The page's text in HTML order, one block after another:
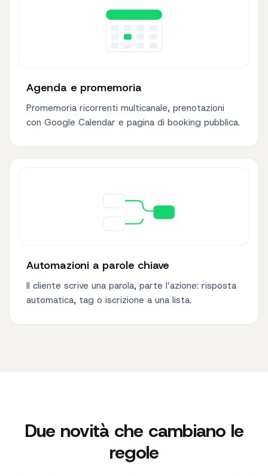
Agenda e promemoria
Promemoria ricorrenti multicanale, prenotazioni
con Google Calendar e pagina di booking pubblica.
Automazioni a parole chiave
Il cliente scrive una parola, parte l’azione: risposta
automatica, tag o iscrizione a una lista.
Due novità che cambiano le
regole